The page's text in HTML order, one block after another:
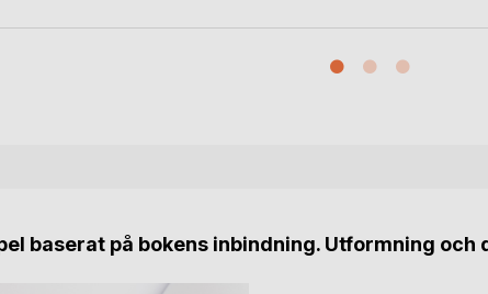
baserat på bokens inbindning. Utformning och